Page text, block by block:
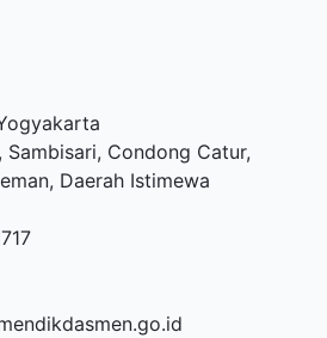
Sambisari, Condong Catur,
Daerah Istimewa